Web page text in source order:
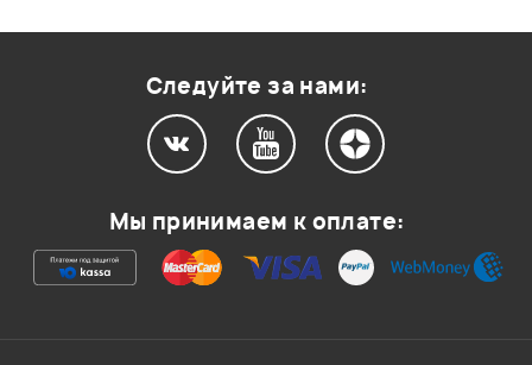
Следуйте за нами:
Мы принимаем к оплате: